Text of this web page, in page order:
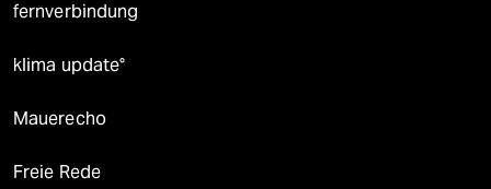
fernverbindung
klima update°
Mauerecho
Freie Rede